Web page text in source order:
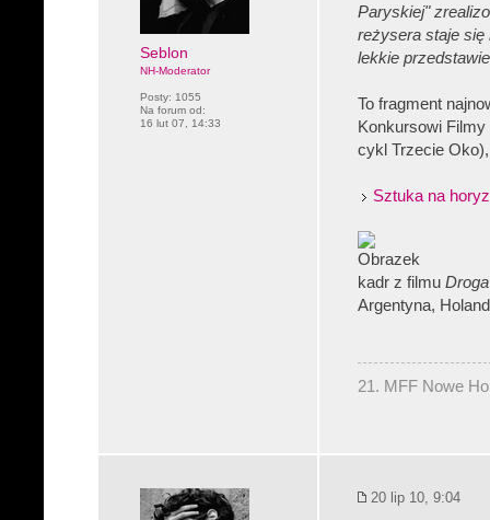
Seblon
NH-Moderator
Posty: 1055
Na forum od:
16 lut 07, 14:33
Paryskiej"
reżysera staje
lekkie
To fragment
Konkursowi
cykl Trzecie
Sztuka na
kadr z filmu
Argentyna,
21. MFF Nowe
20 lip 10, 9:04